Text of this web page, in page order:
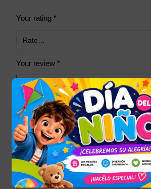
Your rating *
Your review *
Name*
Email*